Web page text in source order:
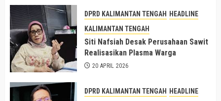
DPRD KALIMANTAN TENGAH
HEADLINE
KALIMANTAN TENGAH
Siti Nafsiah Desak Perusahaan Sawit
Realisasikan Plasma Warga
20 APRIL 2026
DPRD KALIMANTAN TENGAH
HEADLINE